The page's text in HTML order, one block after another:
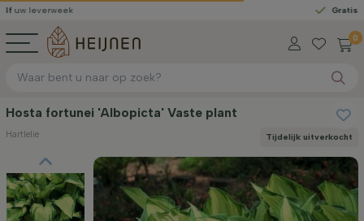
Gratis geleverd
0
Hosta fortunei 'Albopicta' Vaste plant
Hartlelie Tijdelijk uitverkocht